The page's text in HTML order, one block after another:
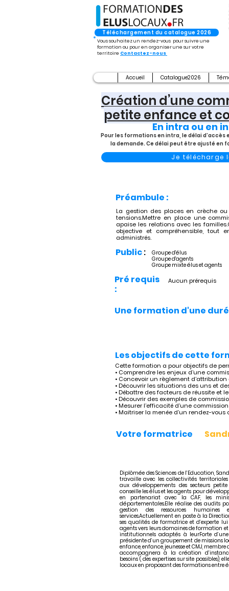
Téléchargement du catalogue 2026
Vous souhaitez un rendez-vous pour suivre une
formation ou pour en organiser une sur votre
territoire Contactez-nous
Accueil Catalogue2026
Création d’une
petite enfance et
En intra ou en
Pour les formations en intra, le délai
la demande. Ce délai peut être ajusté
Préambule :
La gestion des places en crèche
tensions.Mettre en place une
apaise les relations avec les
objective et compréhensible,
administrés.
Public:
Groupe d'élus
Groupe d'agents
Groupe mixte élus et agents
Pré requis
:
Aucun prérequis
Une formation d'une
Les objectifs de cette
Cette formation a pour objectifs de
• Comprendre les enjeux d’une
• Concevoir un règlement d’attribution
• Découvrir les situations des uns et
• Débattre des facteurs de réussite et
• Découvrir des exemples de
• Mesurer l’efficacité d’une
• Maitriser la menée d’un rendez-
Votre formatrice
Diplômée des Sciences de l’Education,
travaille avec les collectivités
aux développements des secteurs
conseille les élus et les agents pour
en partenariat avec la CAF, les
départementales.Elle réalise des audits
gestion des ressources
services.Actuellement en poste à la
ses qualités de formatrice et d’experte
agents vers leurs domaines de formation
institutionnels adaptés à leurForte
présidente d’un groupement de missions
enfance, enfance, jeunesse et CMJ,
accompagnera à la création
besoins ( des expertises sur site possibles),
locaux en proposant des formations entre
Je télécharge